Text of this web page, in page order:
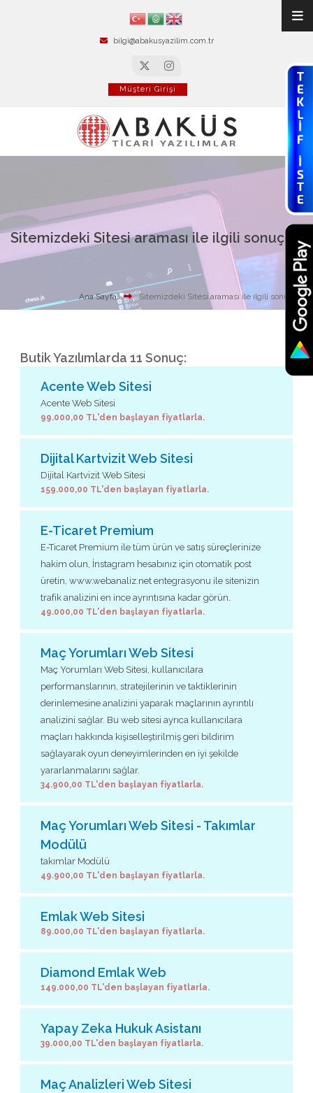
bilgi@abakusyazilim.com.tr
Müşteri Girişi
Sitemizdeki Sitesi araması ile ilgili sonuçlar
Ana Sayfa Sitemizdeki Sitesi araması ile ilgili sonuçlar
Butik Yazılımlarda 11 Sonuç:
Acente Web Sitesi
Acente Web Sitesi
99.000,00 TL'den başlayan fiyatlarla.
Dijital Kartvizit Web Sitesi
Dijital Kartvizit Web Sitesi
159.000,00 TL'den başlayan fiyatlarla.
E-Ticaret Premium
E-Ticaret Premium ile tüm ürün ve satış süreçlerinize
hakim olun, İnstagram hesabınız için otomatik post
üretin, www.webanaliz.net entegrasyonu ile sitenizin
trafik analizini en ince ayrıntısına kadar görün.
49.000,00 TL'den başlayan fiyatlarla.
Maç Yorumları Web Sitesi
Maç Yorumları Web Sitesi, kullanıcılara
performanslarının, stratejilerinin ve taktiklerinin
derinlemesine analizini yaparak maçlarının ayrıntılı
analizini sağlar. Bu web sitesi ayrıca kullanıcılara
maçları hakkında kişiselleştirilmiş geri bildirim
sağlayarak oyun deneyimlerinden en iyi şekilde
yararlanmalarını sağlar.
34.900,00 TL'den başlayan fiyatlarla.
Maç Yorumları Web Sitesi - Takımlar
Modülü
takımlar Modülü
49.900,00 TL'den başlayan fiyatlarla.
Emlak Web Sitesi
89.000,00 TL'den başlayan fiyatlarla.
Diamond Emlak Web
149.000,00 TL'den başlayan fiyatlarla.
Yapay Zeka Hukuk Asistanı
39.000,00 TL'den başlayan fiyatlarla.
Maç Analizleri Web Sitesi